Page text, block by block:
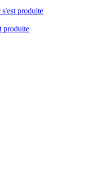
s'est produite
produite